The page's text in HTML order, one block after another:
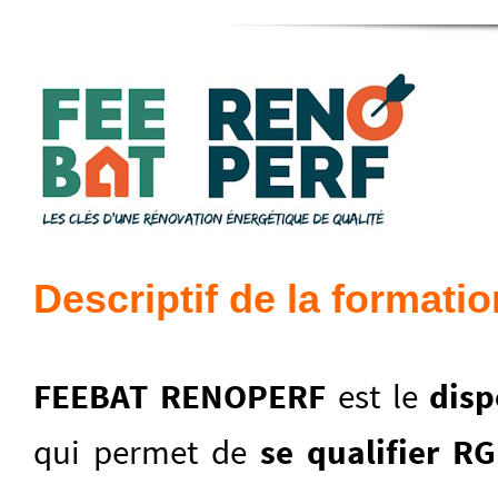
Descriptif de la
FEEBAT RENOPERFest le
qui permet de se qualifier